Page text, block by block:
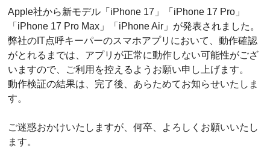
Apple社から新モデル「iPhone 17」「iPhone 17 Pro」
「iPhone 17 Pro Max」「iPhone Air」が発表されました。
弊社のIT点呼キーパーのスマホアプリにおいて、動作確認
がとれるまでは、アプリが正常に動作しない可能性がござ
いますので、ご利用を控えるようお願い申し上げます。
動作検証の結果は、完了後、あらためてお知らせいたしま
す。
ご迷惑おかけいたしますが、何卒、よろしくお願いいたし
ます。